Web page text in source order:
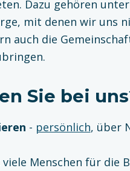
Dazu gehören
mit denen wir uns
auch die
Sie bei
- persönlich, über
Menschen für die